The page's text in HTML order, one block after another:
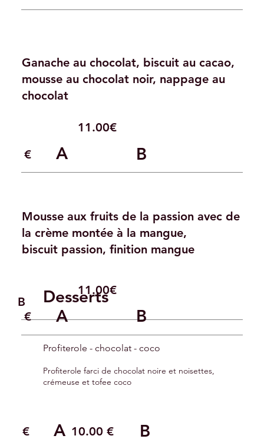
Desserts
B
Profiterole - chocolat - coco
Profiterole farci de chocolat noire et noisettes,
crémeuse et tofee coco
€ 10.00 €
A B
Ganache au chocolat, biscuit au cacao,
mousse au chocolat noir, nappage au
chocolat
€ A B
11.00€
Mousse aux fruits de la passion avec de
la crème montée à la mangue,
biscuit passion, finition mangue
€ A B
11.00€